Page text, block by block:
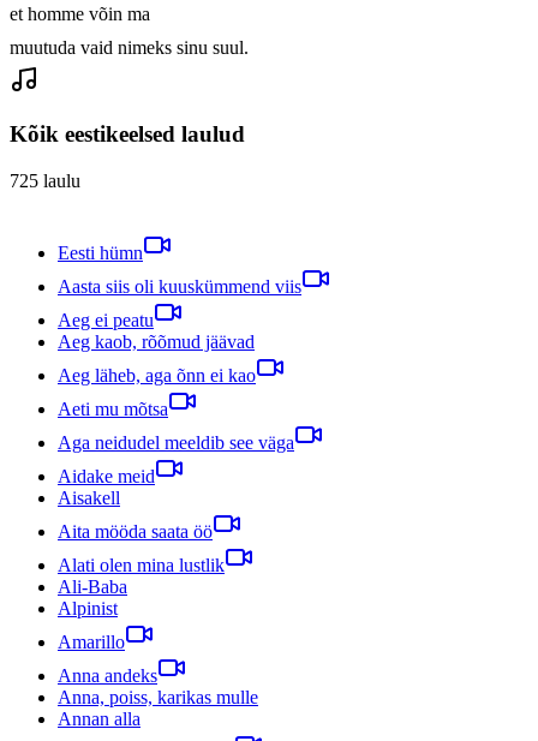
et homme võin ma
muutuda vaid nimeks sinu suul.
Kõik eestikeelsed laulud
725 laulu
Eesti hümn
Aasta siis oli kuuskümmend viis
Aeg ei peatu
Aeg kaob, rõõmud jäävad
Aeg läheb, aga õnn ei kao
Aeti mu mõtsa
Aga neidudel meeldib see väga
Aidake meid
Aisakell
Aita mööda saata öö
Alati olen mina lustlik
Ali-Baba
Alpinist
Amarillo
Anna andeks
Anna, poiss, karikas mulle
Annan alla